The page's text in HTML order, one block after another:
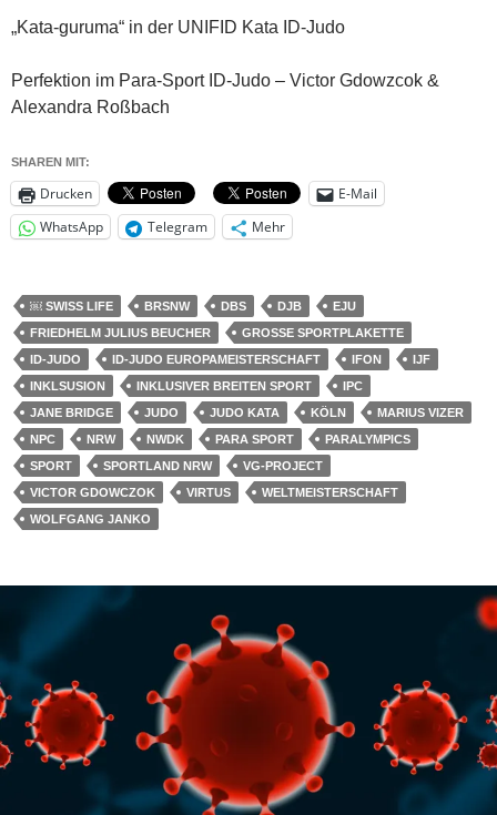
„Kata-guruma“ in der UNIFID Kata ID-Judo
Perfektion im Para-Sport ID-Judo – Victor Gdowzcok &
Alexandra Roßbach
SHAREN MIT:
Drucken
E-Mail
WhatsApp
Telegram Mehr
￼ SWISS LIFE BRSNW DBS DJB
EJU
FRIEDHELM JULIUS BEUCHER
GROSSE SPORTPLAKETTE
ID-JUDO
ID-JUDO EUROPAMEISTERSCHAFT IFON
IJF
INKLSUSION
INKLUSIVER BREITEN SPORT
IPC
JANE BRIDGE
JUDO JUDO KATA KÖLN
MARIUS VIZER
NPC
NRW NWDK PARA SPORT
PARALYMPICS
SPORT
SPORTLAND NRW
VG-PROJECT
VICTOR GDOWCZOK
VIRTUS
WELTMEISTERSCHAFT
WOLFGANG JANKO